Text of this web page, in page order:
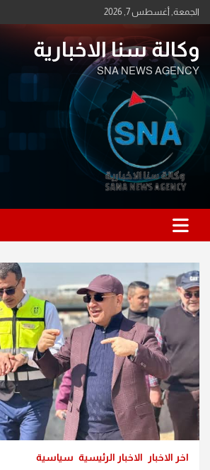
Skip
to
الجمعة, أغسطس 7, 2026
وكالة سنا الاخبارية
SNA NEWS AGENCY
اخر الاخبار الاخبار الرئيسية سياسية